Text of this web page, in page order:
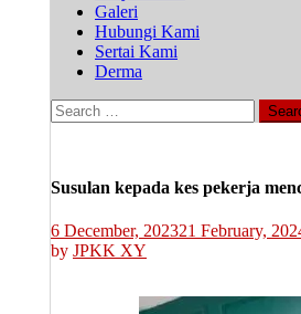
Galeri
Hubungi Kami
Sertai Kami
Derma
Search
for:
Susulan kepada kes pekerja
6 December, 202321 February,
by JPKK XY